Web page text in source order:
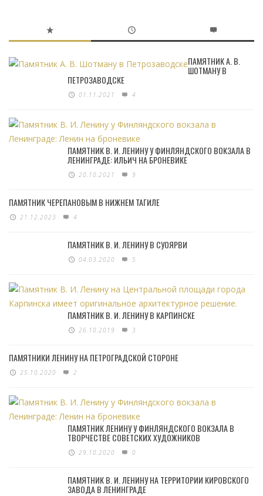
ПАМЯТНИК А. В.
ШОТМАНУ В
ПЕТРОЗАВОДСКЕ
01.11.2021 4
ПАМЯТНИК В. И. ЛЕНИНУ У ФИНЛЯНДСКОГО ВОКЗАЛА В
ЛЕНИНГРАДЕ: ИЛЬИЧ НА БРОНЕВИКЕ
20.10.2021 9
ПАМЯТНИК ЧЕРЕПАНОВЫМ В НИЖНЕМ ТАГИЛЕ
21.12.2023 4
ПАМЯТНИК В. И. ЛЕНИНУ В СУОЯРВИ
04.03.2020 5
ПАМЯТНИК В. И. ЛЕНИНУ В КАРПИНСКЕ
26.10.2019 3
ПАМЯТНИКИ ЛЕНИНУ НА ПЕТРОГРАДСКОЙ СТОРОНЕ
25.10.2020 2
ПАМЯТНИК ЛЕНИНУ У ФИНЛЯНДСКОГО ВОКЗАЛА В
ТВОРЧЕСТВЕ СОВЕТСКИХ ХУДОЖНИКОВ
29.10.2020 0
ПАМЯТНИК В. И. ЛЕНИНУ НА ТЕРРИТОРИИ КИРОВСКОГО
ЗАВОДА В ЛЕНИНГРАДЕ